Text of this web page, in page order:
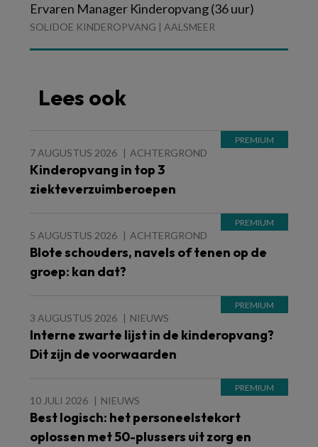
Ervaren Manager Kinderopvang (36 uur)
SOLIDOE KINDEROPVANG | AALSMEER
Lees ook
7 AUGUSTUS 2026 ACHTERGROND
Kinderopvang in top 3
ziekteverzuimberoepen
5 AUGUSTUS 2026 ACHTERGROND
Blote schouders, navels of tenen op de
groep: kan dat?
3 AUGUSTUS 2026 NIEUWS
Interne zwarte lijst in de kinderopvang?
Dit zijn de voorwaarden
10 JULI 2026 NIEUWS
Best logisch: het personeelstekort
oplossen met 50-plussers uit zorg en